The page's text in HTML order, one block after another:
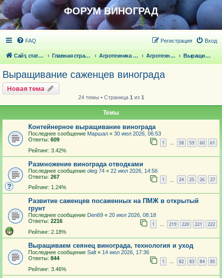
ФОРУМ ВИНОГРАД
FAQ Вход
Регистрация
Сайт, статьи Главная страница Агротехника выращивания винограда Агротехника выращивания винограда Выращивание саженцев винограда
Выращивание саженцев винограда
Новая тема
24 темы • Страница 1 из 1
Темы
Контейнерное выращивание винограда
Последнее сообщение Маршал « 30 июл 2026, 06:53
Ответы: 609 1 … 58 59 60 61
Рейтинг: 3.42%
Размножение винограда отводками
Последнее сообщение oleg 74 « 22 июл 2026, 14:56
Ответы: 267 1 24 25 26 27
Рейтинг: 1.24%
Развитие саженцев посаженных на ПМЖ в открытый
грунт
Последнее сообщение Den69 « 20 июл 2026, 08:18
Ответы: 2216 1 … 219 220 221 222
Рейтинг: 2.18%
Выращиваем сеянец винограда, технология и уход
Последнее сообщение Salt « 14 июл 2026, 17:36
Ответы: 844 1 … 82 83 84 85
Рейтинг: 3.46%